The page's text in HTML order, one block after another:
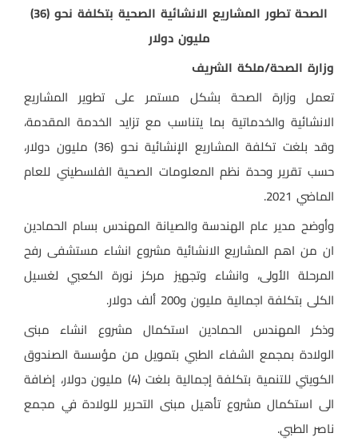
الصحة تطور المشاريع الانشائية الصحية بتكلفة نحو (36)
مليون دولار
وزارة الصحة/ملكة الشريف
تعمل وزارة الصحة بشكل مستمر على تطوير المشاريع
الانشائية والخدماتية بما يتناسب مع تزايد الخدمة المقدمة،
وقد بلغت تكلفة المشاريع الإنشائية نحو (36) مليون دولار،
حسب تقرير وحدة نظم المعلومات الصحية الفلسطيني للعام
الماضي 2021.
وأوضح مدير عام الهندسة والصيانة المهندس بسام الحمادين
ان من اهم المشاريع الانشائية مشروع انشاء مستشفى رفح
المرحلة الأولى، وانشاء وتجهيز مركز نورة الكعبي لغسيل
الكلى بتكلفة اجمالية مليون و200 ألف دولار.
وذكر المهندس الحمادين استكمال مشروع انشاء مبنى
الولادة بمجمع الشفاء الطبي بتمويل من مؤسسة الصندوق
الكويتي للتنمية بتكلفة إجمالية بلغت (4) مليون دولار، إضافة
الى استكمال مشروع تأهيل مبنى التحرير للولادة في مجمع
ناصر الطبي.